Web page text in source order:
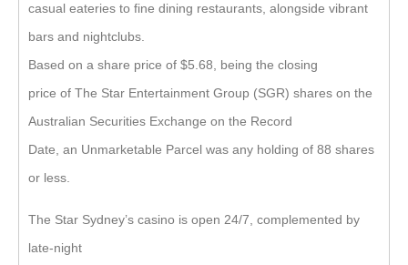
casual eateries to fine dining restaurants, alongside vibrant
bars and nightclubs.
Based on a share price of $5.68, being the closing
price of The Star Entertainment Group (SGR) shares on the
Australian Securities Exchange on the Record
Date, an Unmarketable Parcel was any holding of 88 shares
or less.
The Star Sydney’s casino is open 24/7, complemented by
late-night